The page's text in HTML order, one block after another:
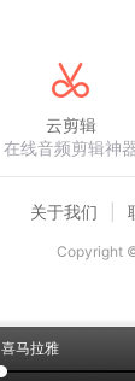
喜马拉雅
云剪辑
在线音频剪辑神
关于我们
Copyright